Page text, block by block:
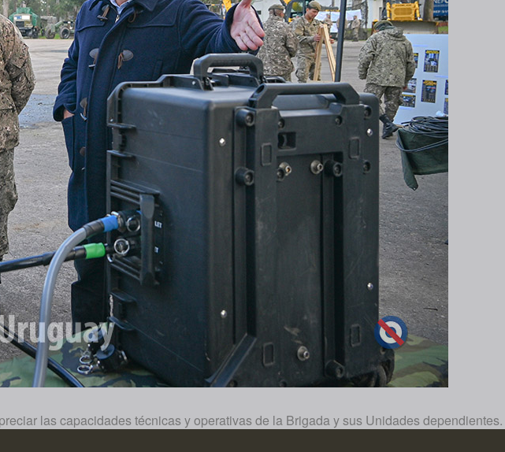
las capacidades técnicas y operativas de la Brigada y sus Unidades dependientes.